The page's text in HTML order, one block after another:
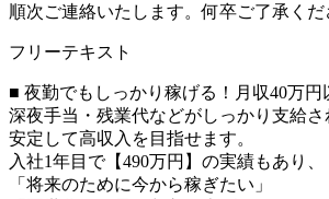
順次ご連絡いたします。何卒ご了承くだ
フリーテキスト
■ 夜勤でもしっかり稼げる！月収40万
深夜手当・残業代などがしっかり支給
安定して高収入を目指せます。
入社1年目で【490万円】の実績もあり、
「将来のために今から稼ぎたい」